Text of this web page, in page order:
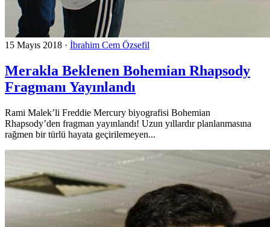
15 Mayıs 2018 · İbrahim Cem Özsefil
Merakla Beklenen Bohemian Rhapsody
Fragmanı Yayınlandı
Rami Malek’li Freddie Mercury biyografisi Bohemian
Rhapsody’den fragman yayınlandı! Uzun yıllardır planlanmasına
rağmen bir türlü hayata geçirilemeyen...